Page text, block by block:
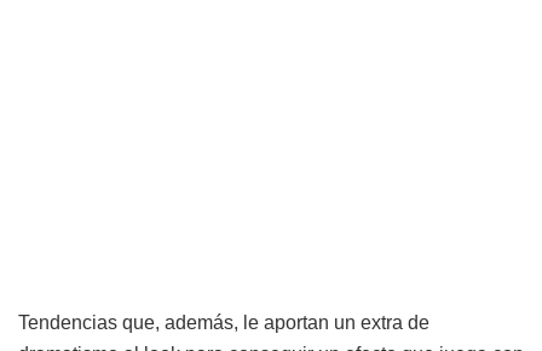
Tendencias que, además, le aportan un extra de